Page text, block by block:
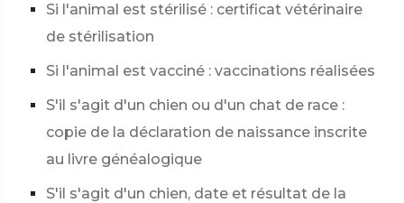
Si l'animal est stérilisé : certificat vétérinaire
de stérilisation
Si l'animal est vacciné : vaccinations réalisées
S'il s'agit d'un chien ou d'un chat de race :
copie de la déclaration de naissance inscrite
au livre généalogique
S'il s'agit d'un chien, date et résultat de la